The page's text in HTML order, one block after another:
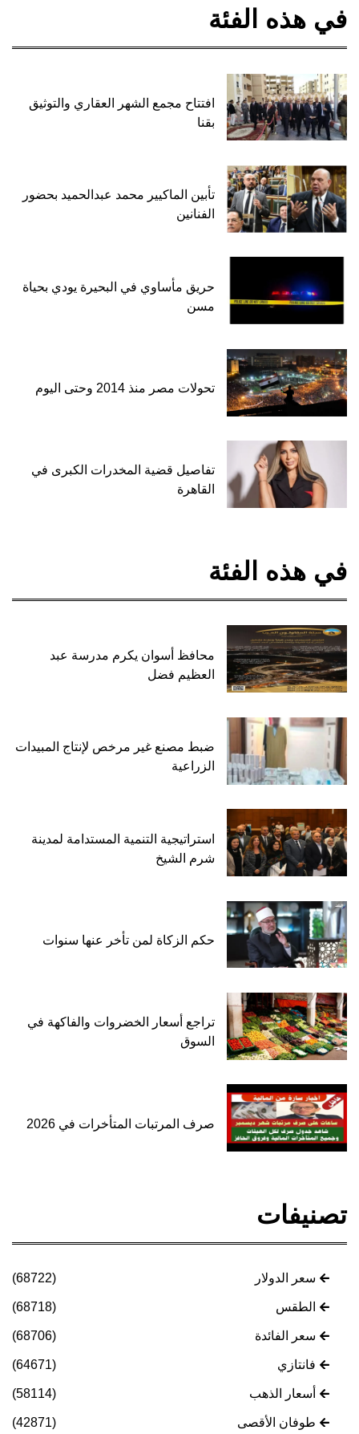
في هذه الفئة
افتتاح مجمع الشهر العقاري والتوثيق
بقنا
تأبين الماكيير محمد عبدالحميد بحضور
الفنانين
حريق مأساوي في البحيرة يودي بحياة
مسن
تحولات مصر منذ 2014 وحتى اليوم
تفاصيل قضية المخدرات الكبرى في
القاهرة
في هذه الفئة
محافظ أسوان يكرم مدرسة عبد
العظيم فضل
ضبط مصنع غير مرخص لإنتاج المبيدات
الزراعية
استراتيجية التنمية المستدامة لمدينة
شرم الشيخ
حكم الزكاة لمن تأخر عنها سنوات
تراجع أسعار الخضروات والفاكهة في
السوق
صرف المرتبات المتأخرات في 2026
تصنيفات
سعر الدولار (68722)
الطقس (68718)
سعر الفائدة (68706)
فانتازي (64671)
أسعار الذهب (58114)
طوفان الأقصى (42871)